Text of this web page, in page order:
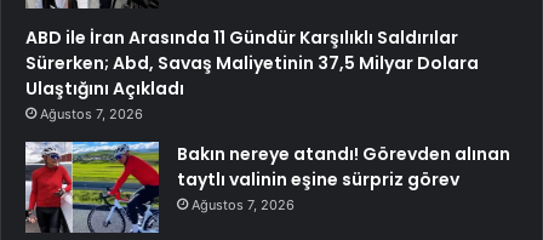
ABD ile İran Arasında 11 Gündür Karşılıklı Saldırılar
Sürerken; Abd, Savaş Maliyetinin 37,5 Milyar Dolara
Ulaştığını Açıkladı
Ağustos 7, 2026
Bakın nereye atandı! Görevden alınan
taytlı valinin eşine sürpriz görev
Ağustos 7, 2026